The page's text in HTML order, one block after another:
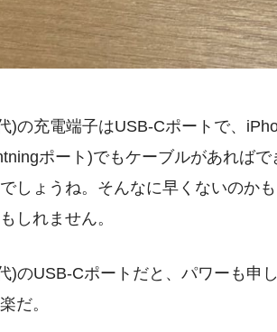
)の充電端子はUSB-Cポートで、
ポート)でもケーブルがあれば
しょうね。そんなに早くないのか
しれません。
)のUSB-Cポートだと、パワーも申し
だ。